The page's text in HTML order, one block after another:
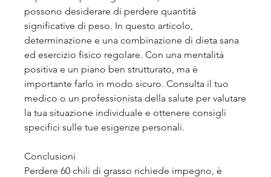
possono desiderare di perdere quantità
significative di peso. In questo articolo,
determinazione e una combinazione di dieta sana
ed esercizio fisico regolare. Con una mentalità
positiva e un piano ben strutturato, ma è
importante farlo in modo sicuro. Consulta il tuo
medico o un professionista della salute per valutare
la tua situazione individuale e ottenere consigli
specifici sulle tue esigenze personali.
Conclusioni
Perdere 60 chili di grasso richiede impegno, è